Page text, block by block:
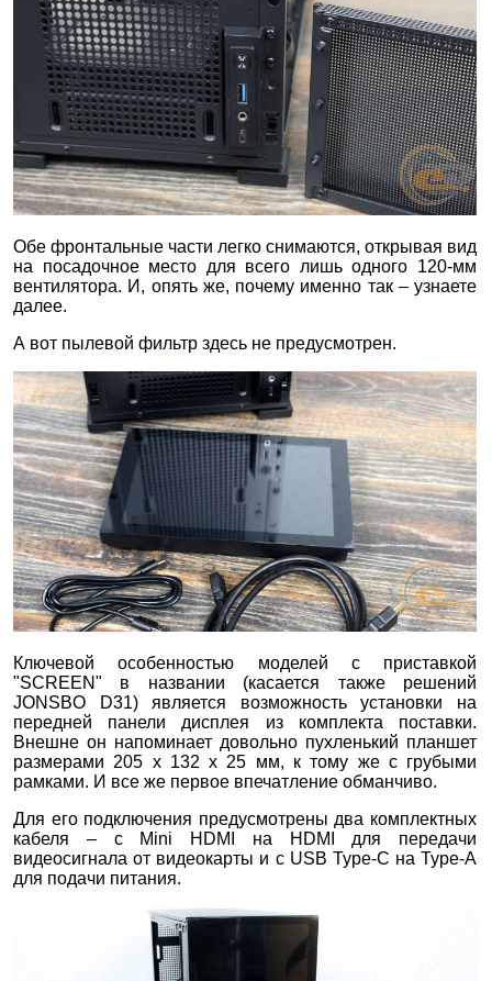
Обе фронтальные части легко снимаются, открывая вид
на посадочное место для всего лишь одного 120-мм
вентилятора. И, опять же, почему именно так – узнаете
далее.
А вот пылевой фильтр здесь не предусмотрен.
Ключевой особенностью моделей с приставкой
"SCREEN" в названии (касается также решений
JONSBO D31) является возможность установки на
передней панели дисплея из комплекта поставки.
Внешне он напоминает довольно пухленький планшет
размерами 205 х 132 х 25 мм, к тому же с грубыми
рамками. И все же первое впечатление обманчиво.
Для его подключения предусмотрены два комплектных
кабеля – с Mini HDMI на HDMI для передачи
видеосигнала от видеокарты и с USB Type-C на Type-A
для подачи питания.